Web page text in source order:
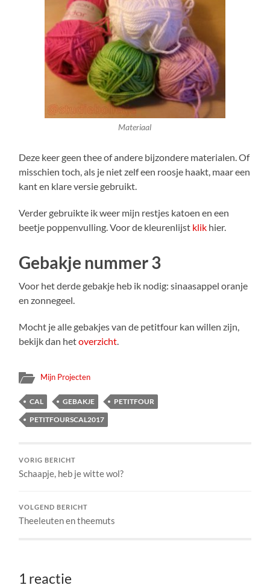
Materiaal
Deze keer geen thee of andere bijzondere materialen. Of
misschien toch, als je niet zelf een roosje haakt, maar een
kant en klare versie gebruikt.
Verder gebruikte ik weer mijn restjes katoen en een
beetje poppenvulling. Voor de kleurenlijst klik hier.
Gebakje nummer 3
Voor het derde gebakje heb ik nodig: sinaasappel oranje
en zonnegeel.
Mocht je alle gebakjes van de petitfour kan willen zijn,
bekijk dan hetoverzicht.
Mijn Projecten
CAL GEBAKJE
PETITFOUR
PETITFOURSCAL2017
VORIG BERICHT
Schaapje, heb je witte wol?
VOLGEND BERICHT
Theeleuten en theemuts
1 reactie